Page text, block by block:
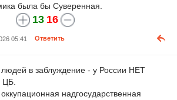
была бы Суверенная.
13 16
05:41 Ответить
в заблуждение - у России НЕТ
ЦБ.
надгосударственная